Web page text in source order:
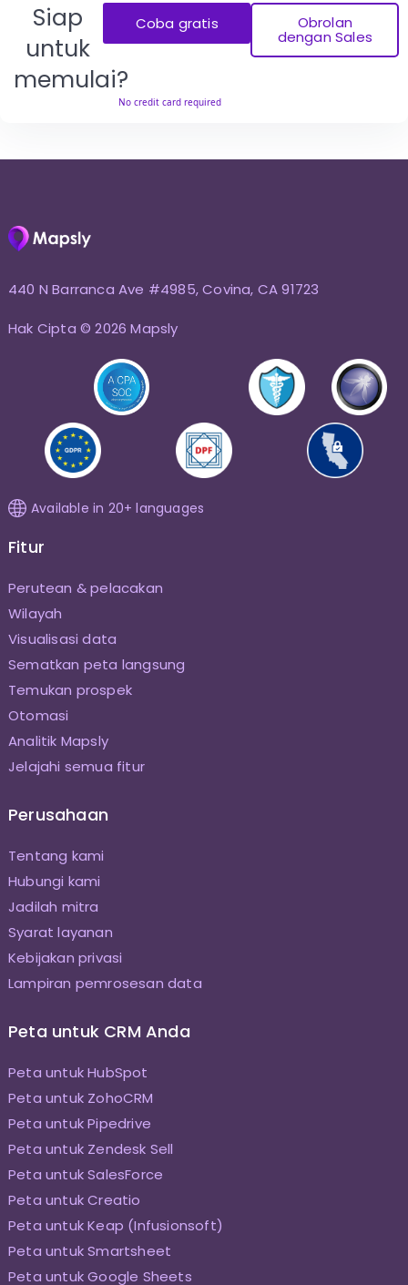
Siap
untuk
memulai?
Coba gratis Obrolan
dengan Sales
440 N Barranca Ave #4985, Covina, CA 91723
Hak Cipta © 2026 Mapsly
Available in 20+ languages
Fitur
Perutean & pelacakan
Wilayah
Visualisasi data
Sematkan peta langsung
Temukan prospek
Otomasi
Analitik Mapsly
Jelajahi semua fitur
Perusahaan
Tentang kami
Hubungi kami
Jadilah mitra
Syarat layanan
Kebijakan privasi
Lampiran pemrosesan data
Peta untuk CRM Anda
Peta untuk HubSpot
Peta untuk ZohoCRM
Peta untuk Pipedrive
Peta untuk Zendesk Sell
Peta untuk SalesForce
Peta untuk Creatio
Peta untuk Keap (Infusionsoft)
Peta untuk Smartsheet
Peta untuk Google Sheets